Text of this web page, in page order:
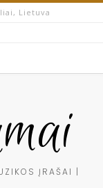
Lietuva
ĮRAŠAI |